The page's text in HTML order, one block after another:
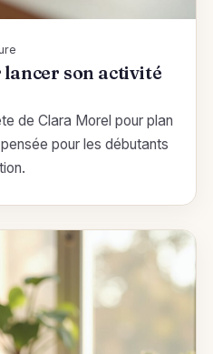
son activité
de Clara Morel pour plan
pour les débutants